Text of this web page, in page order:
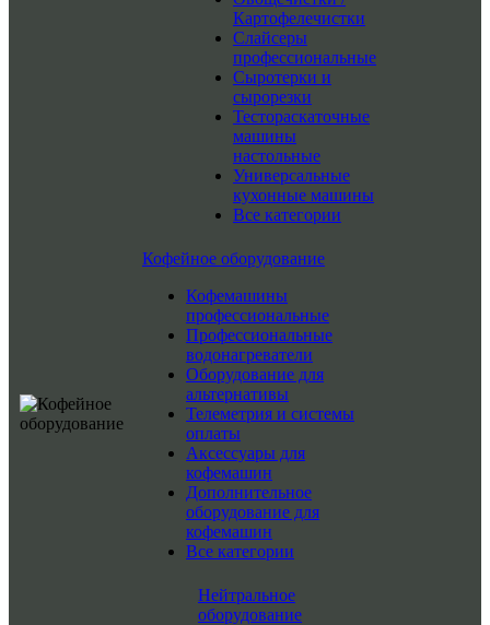
Картофелечистки
Слайсеры
профессиональные
Сыротерки и
сырорезки
Тестораскаточные
машины
настольные
Универсальные
кухонные машины
Все категории
Кофейное оборудование
Кофемашины
профессиональные
Профессиональные
водонагреватели
Оборудование для
альтернативы
Телеметрия и системы
оплаты
Аксессуары для
кофемашин
Дополнительное
оборудование для
кофемашин
Все категории
Нейтральное
оборудование